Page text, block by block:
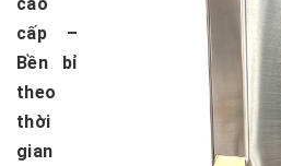
cao
cấp –
Bền bỉ
theo
thời
gian